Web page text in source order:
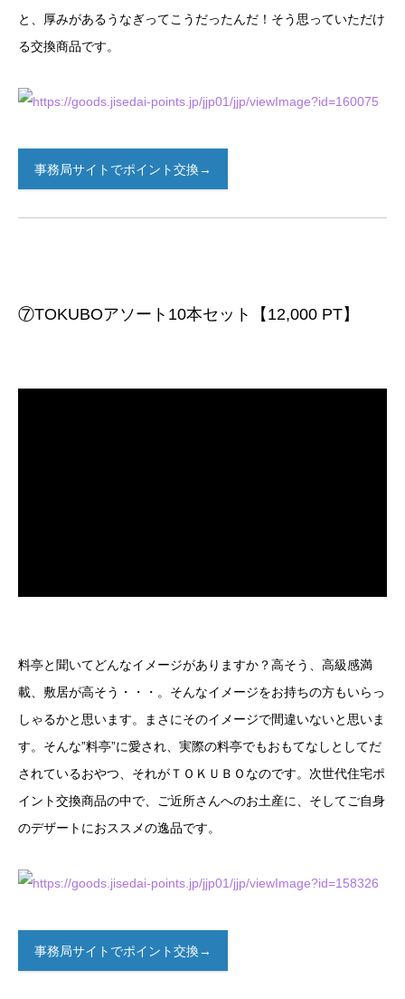
と、厚みがあるうなぎってこうだったんだ！そう思っていただけ
る交換商品です。
事務局サイトでポイント交換→
⑦TOKUBOアソート10本セット【12,000 PT】
料亭と聞いてどんなイメージがありますか？高そう、高級感満
載、敷居が高そう・・・。そんなイメージをお持ちの方もいらっ
しゃるかと思います。まさにそのイメージで間違いないと思いま
す。そんな”料亭”に愛され、実際の料亭でもおもてなしとしてだ
されているおやつ、それがＴＯＫＵＢＯなのです。次世代住宅ポ
イント交換商品の中で、ご近所さんへのお土産に、そしてご自身
のデザートにおススメの逸品です。
事務局サイトでポイント交換→